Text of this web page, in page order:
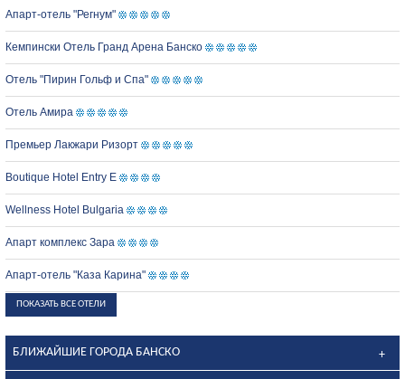
Апарт-отель "Регнум"
Кемпински Отель Гранд Арена Банско
Отель "Пирин Гольф и Спа"
Отель Амира
Премьер Лакжари Ризорт
Boutique Hotel Entry E
Wellness Hotel Bulgaria
Апарт комплекс Зара
Апарт-отель "Каза Карина"
ПОКАЗАТЬ ВСЕ ОТЕЛИ
БЛИЖАЙШИЕ ГОРОДА БАНСКО